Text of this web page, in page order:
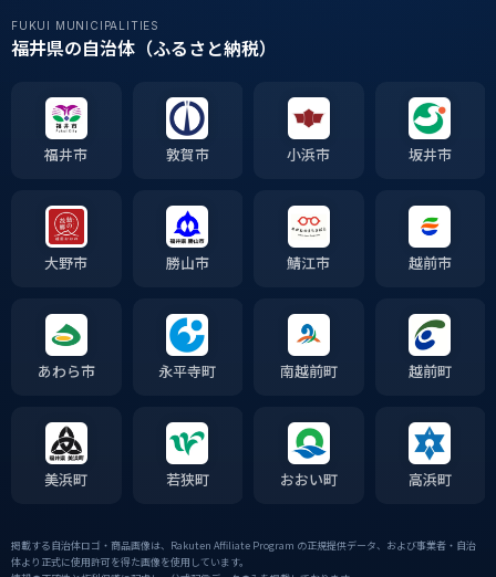
FUKUI MUNICIPALITIES
福井県の自治体（ふるさと納税）
福井市 敦賀市 小浜市 坂井市
大野市 勝山市 鯖江市 越前市
あわら市 永平寺町 南越前町 越前町
美浜町 若狭町 おおい町 高浜町
掲載する自治体ロゴ・商品画像は、Rakuten Affiliate Program の正規提供データ、および事業者・自治
体より正式に使用許可を得た画像を使用しています。